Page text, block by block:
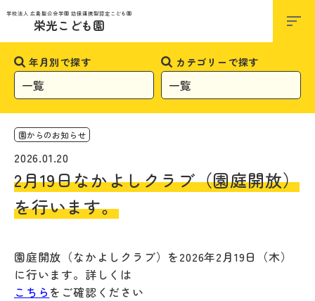
学校法人 広島聖公会学園 幼保連携型認定こども園
栄光こども園 お知らせ
年月別で探す カテゴリーで探す
園からのお知らせ
2026.01.20
2月19日なかよしクラブ（園庭開放）
を行います。
園庭開放（なかよしクラブ）を2026年2月19日（木）
に行います。詳しくは
こちら をご確認ください